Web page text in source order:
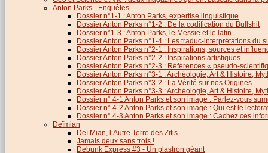
Anton Parks - Enquêtes
Dossier n°1-1 : Anton Parks, expertise linguistique
Dossier Anton Parks n°1-2 : De la codification du Bullshit
Dossier n°1-3 : Anton Parks, le Messie et le latin
Dossier Anton Parks n°1-4 : Les traduc-interprétations du
Dossier Anton Parks n°2-1 : Inspirations, sources et
Dossier Anton Parks n°2-2 : Inspirations artistiques
Dossier Anton Parks n°2-3 : Références « pseudo-
Dossier Anton Parks n°3-1 : Archéologie, Art & Histoire,
Dossier Anton Parks n°3-2 : La Vérité sur nos Origines
Dossier Anton Parks n°3-3 : Archéologie, Art & Histoire,
Dossier n° 4-1 Anton Parks et son image : Parlez-vous
Dossier n° 4-2 Anton Parks et son image : Qui est le
Dossier n° 4-3 Anton Parks et son image : Cachez ces
Deïmian
Deï Mian, l’Autre Terre des Zitis
Jamais deux sans trois !
Debunk Express #3 - Un plastron géant